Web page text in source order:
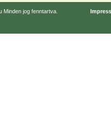
jog fenntartva.